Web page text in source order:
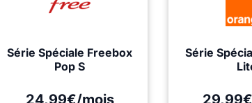
Série Spéciale Freebox
Pop S
24,99€/mois
Série